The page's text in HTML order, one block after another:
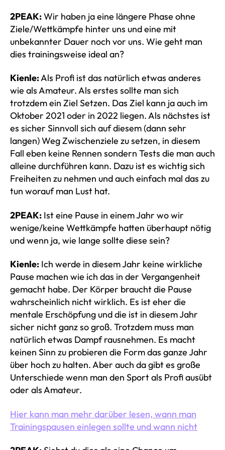
2PEAK:Wir haben ja eine längere Phase ohne
Ziele/Wettkämpfe hinter uns und eine mit
unbekannter Dauer noch vor uns. Wie geht man
dies trainingsweise ideal an?
Kienle:Als Profi ist das natürlich etwas anderes
wie als Amateur. Als erstes sollte man sich
trotzdem ein Ziel Setzen. Das Ziel kann ja auch im
Oktober 2021 oder in 2022 liegen. Als nächstes ist
es sicher Sinnvoll sich auf diesem (dann sehr
langen) Weg Zwischenziele zu setzen, in diesem
Fall eben keine Rennen sondern Tests die man auch
alleine durchführen kann. Dazu ist es wichtig sich
Freiheiten zu nehmen und auch einfach mal das zu
tun worauf man Lust hat.
2PEAK: Ist eine Pause in einem Jahr wo wir
wenige/keine Wettkämpfe hatten überhaupt nötig
und wenn ja, wie lange sollte diese sein?
Kienle: Ich werde in diesem Jahr keine wirkliche
Pause machen wie ich das in der Vergangenheit
gemacht habe. Der Körper braucht die Pause
wahrscheinlich nicht wirklich. Es ist eher die
mentale Erschöpfung und die ist in diesem Jahr
sicher nicht ganz so groß. Trotzdem muss man
natürlich etwas Dampf rausnehmen. Es macht
keinen Sinn zu probieren die Form das ganze Jahr
über hoch zu halten. Aber auch da gibt es große
Unterschiede wenn man den Sport als Profi ausübt
oder als Amateur.
Hier kann man mehr darüber lesen, wann man
Trainingspausen einlegen sollte und wann nicht